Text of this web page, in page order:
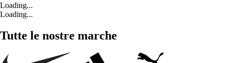
Loading...
Loading...
Tutte le nostre marche